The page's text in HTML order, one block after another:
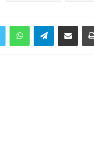
WhatsAppTelegramShare via Email